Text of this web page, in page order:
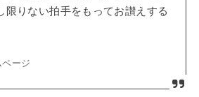
限りない拍手をもってお讃えする
ージ